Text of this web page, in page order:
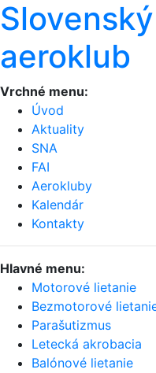
aeroklub
Vrchné menu:
Úvod
Aktuality
SNA
FAI
Aerokluby
Kalendár
Kontakty
Hlavné menu:
Motorové lietanie
Bezmotorové
Parašutizmus
Letecká akrobacia
Balónové lietanie